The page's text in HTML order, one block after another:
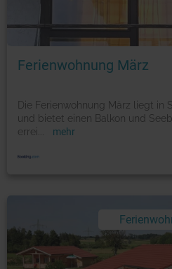
Ferienwohnung März
Die Ferienwohnung März liegt in
und bietet einen Balkon und
errei
mehr